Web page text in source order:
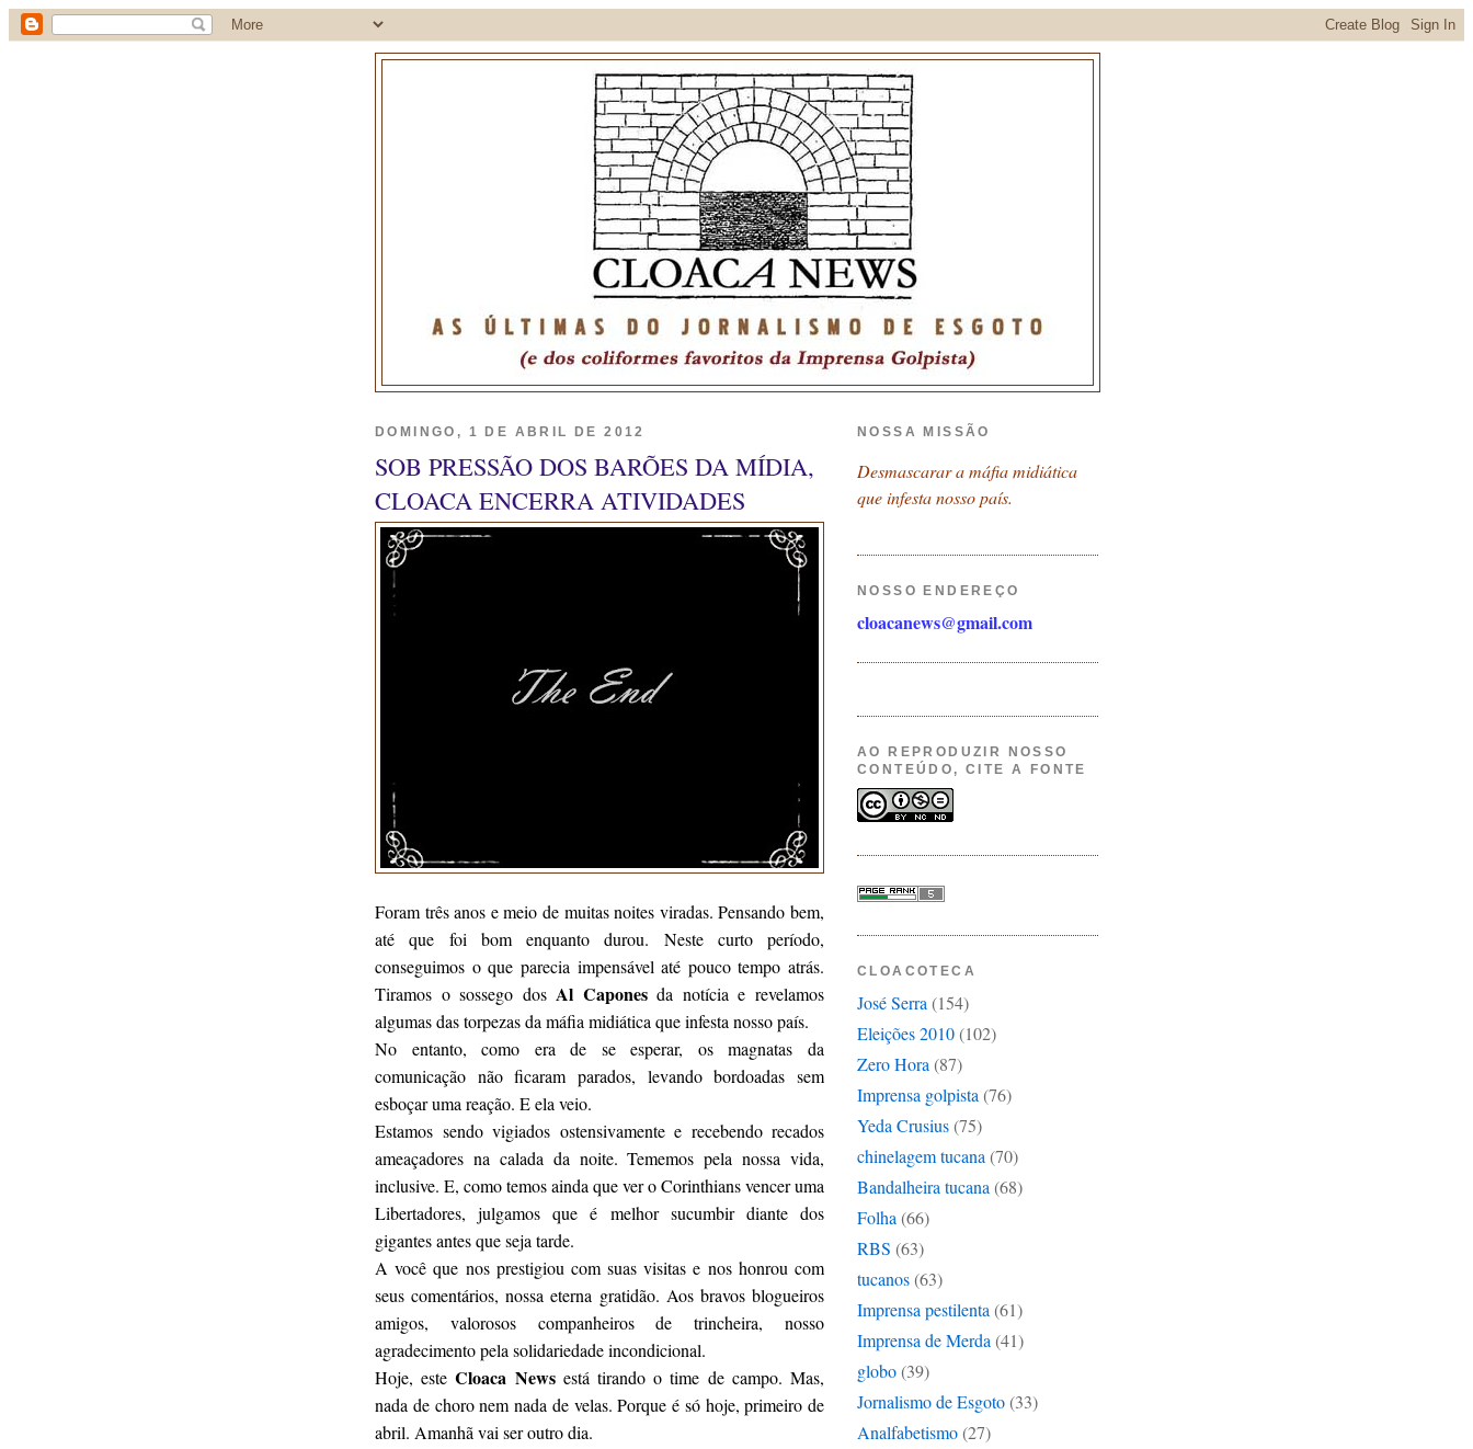
DOMINGO, 1 DE ABRIL DE 2012
SOB PRESSÃO DOS BARÕES DA MÍDIA,
CLOACA ENCERRA ATIVIDADES
Foram três anos e meio de muitas noites viradas. Pensando bem,
até que foi bom enquanto durou. Neste curto período,
conseguimos o que parecia impensável até pouco tempo atrás.
Tiramos o sossego dos Al Caponesda notícia e revelamos
algumas das torpezas da máfia midiática que infesta nosso país.
No entanto, como era de se esperar, os magnatas da
comunicação não ficaram parados, levando bordoadas sem
esboçar uma reação. E ela veio.
Estamos sendo vigiados ostensivamente e recebendo recados
ameaçadores na calada da noite. Tememos pela nossa vida,
inclusive. E, como temos ainda que ver o Corinthians vencer uma
Libertadores, julgamos que é melhor sucumbir diante dos
gigantes antes que seja tarde.
A você que nos prestigiou com suas visitas e nos honrou com
seus comentários, nossa eterna gratidão. Aos bravos blogueiros
amigos, valorosos companheiros de trincheira, nosso
agradecimento pela solidariedade incondicional.
Hoje, esteCloaca Newsestá tirando o time de campo. Mas,
nada de choro nem nada de velas. Porque é só hoje, primeiro de
abril. Amanhã vai ser outro dia.
NOSSA MISSÃO
Desmascarar a máfia midiática
que infesta nosso país.
NOSSO ENDEREÇO
cloacanews@gmail.com
AO REPRODUZIR NOSSO
CONTEÚDO, CITE A FONTE
CLOACOTECA
José Serra (154)
Eleições 2010(102)
Zero Hora (87)
Imprensa golpista (76)
Yeda Crusius(75)
chinelagem tucana (70)
Bandalheira tucana (68)
Folha (66)
RBS (63)
tucanos(63)
Imprensa pestilenta (61)
Imprensa de Merda (41)
globo(39)
Jornalismo de Esgoto(33)
Analfabetismo(27)